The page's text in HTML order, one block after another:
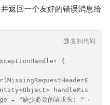
返回一个友好的错误消息给
{
= "缺少必要的请求头: " +
复制代码